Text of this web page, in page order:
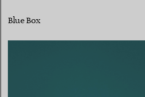
Blue Box